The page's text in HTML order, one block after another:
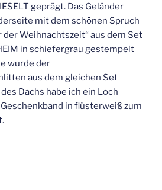
geprägt. Das Geländer
mit dem schönen Spruch
der Weihnachtszeit“ aus dem Set
in schiefergrau gestempelt
wurde der
aus dem gleichen Set
Dachs habe ich ein Loch
in flüsterweiß zum